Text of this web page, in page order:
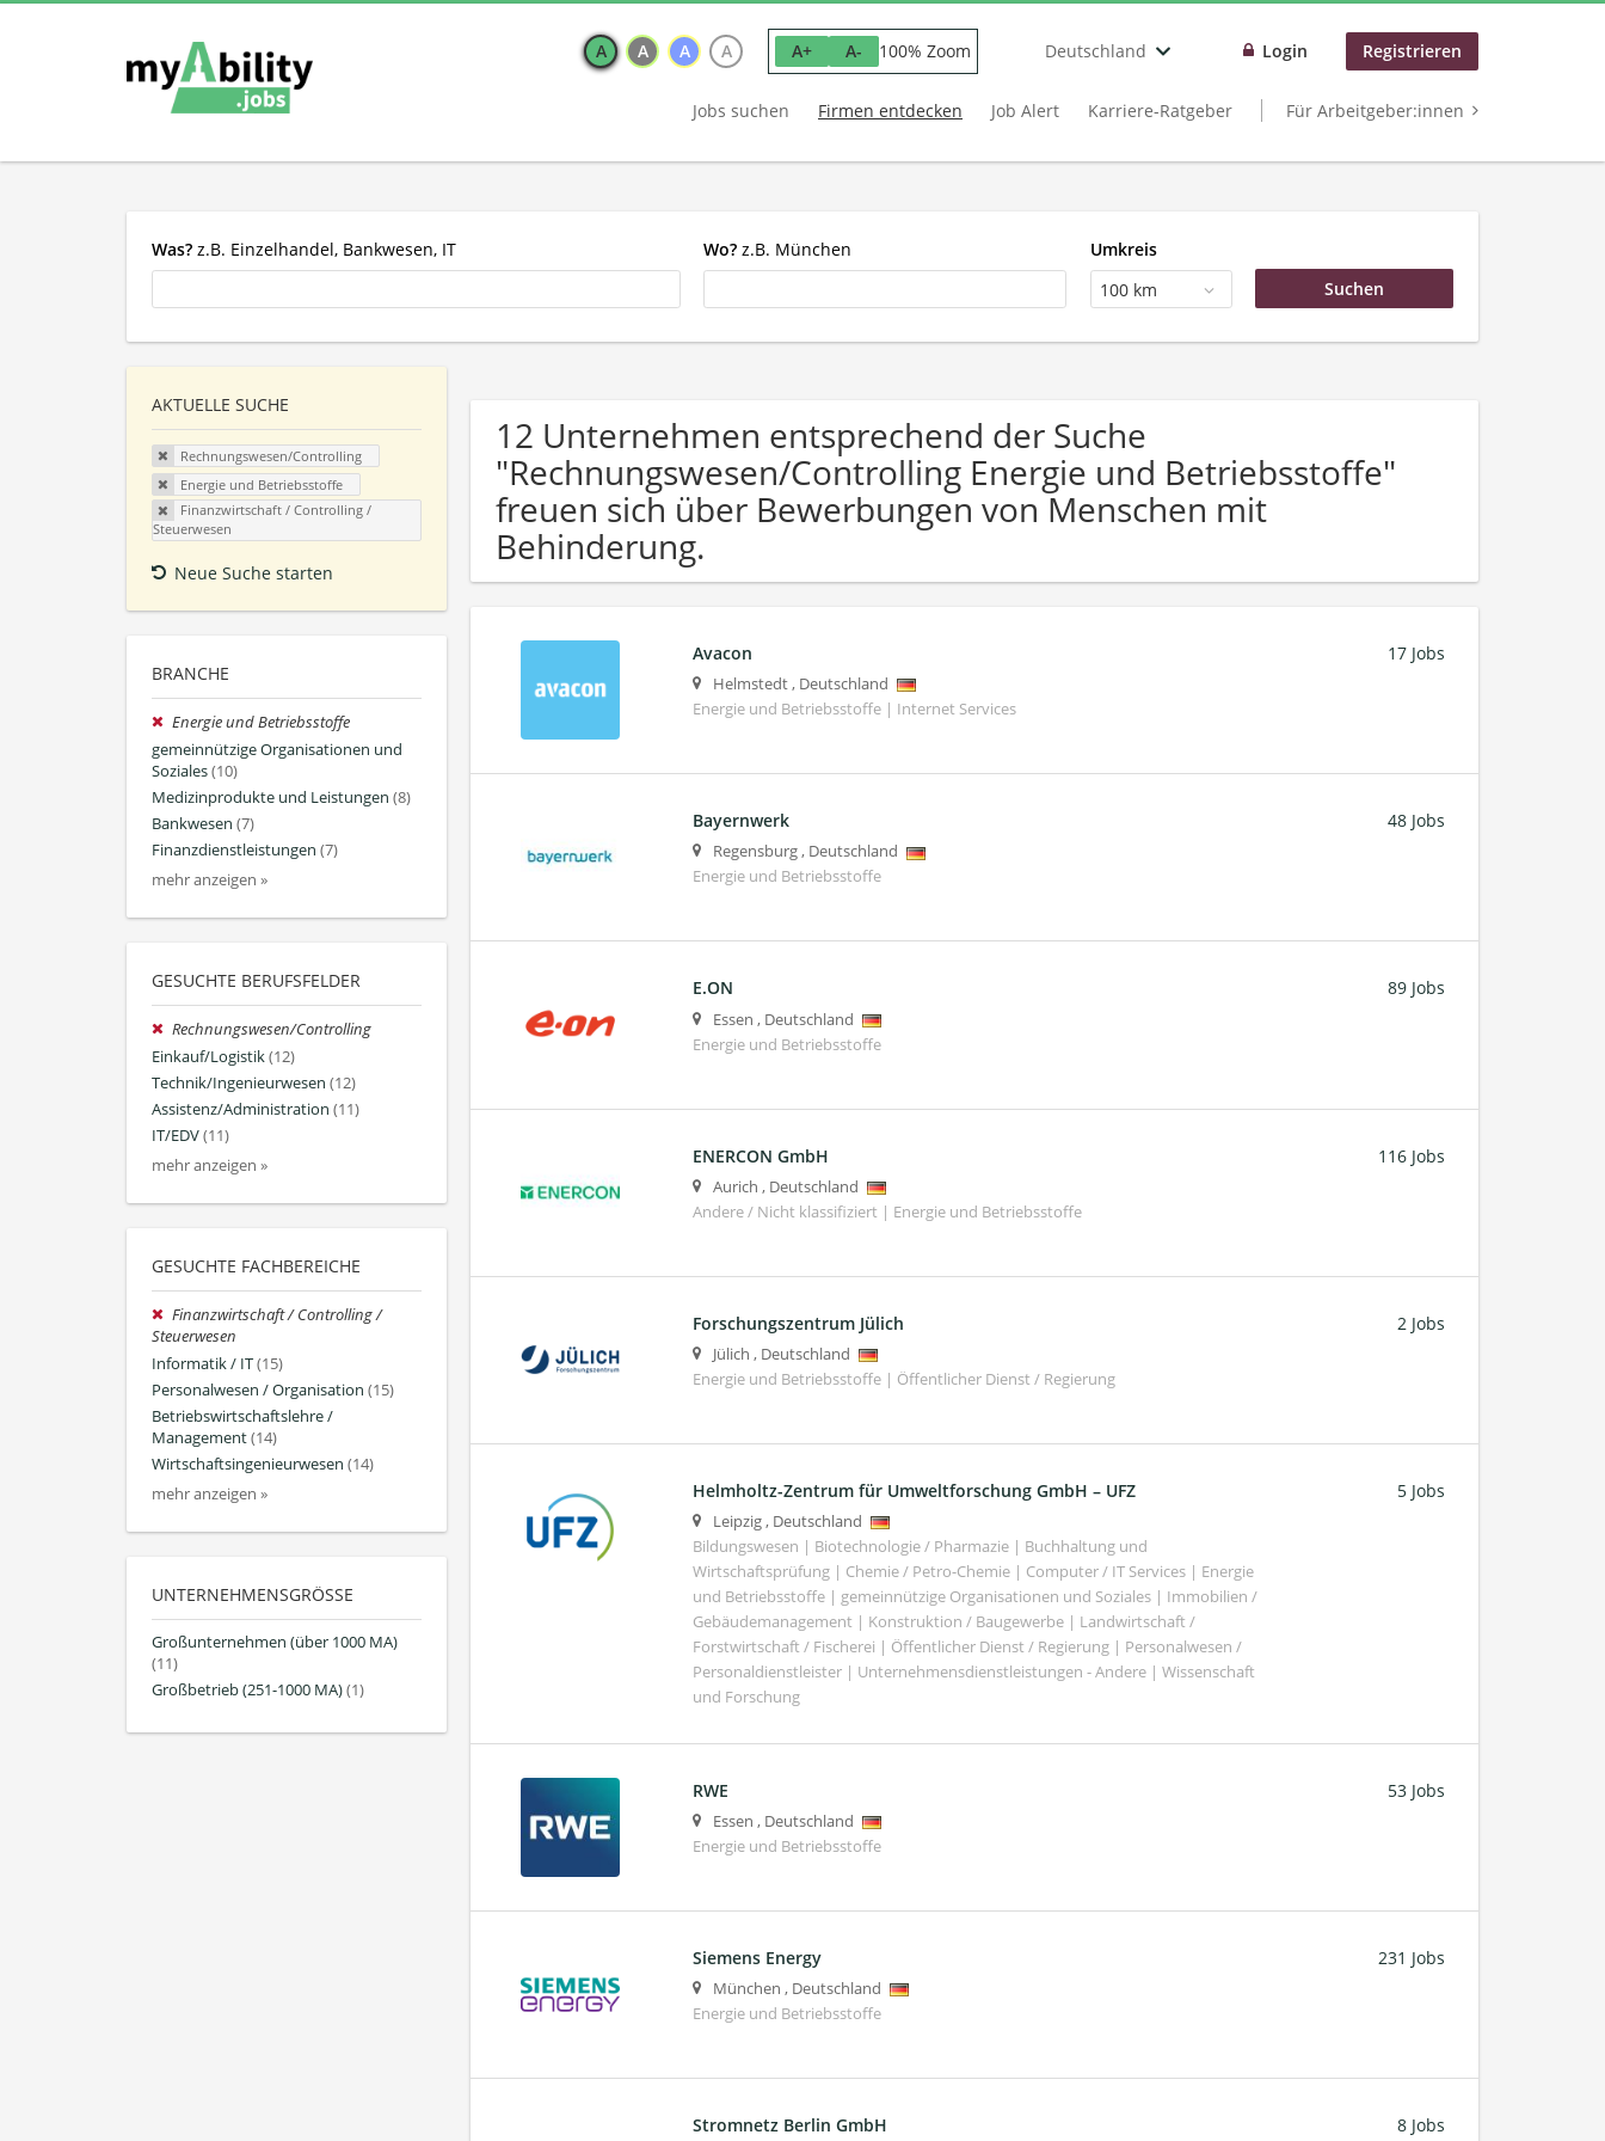
A A A A A+ A- 100% Zoom Deutschland Login Registrieren
Jobs suchen Firmen entdecken Job Alert Karriere-Ratgeber Für Arbeitgeber:innen
Was? z.B. Einzelhandel, Bankwesen, IT Wo? z.B. München
Umkreis
100 km
AKTUELLE SUCHE
Rechnungswesen/Controlling
Energie und Betriebsstoffe
Finanzwirtschaft / Controlling /
Steuerwesen
Neue Suche starten
BRANCHE
Energie und Betriebsstoffe
gemeinnützige Organisationen und
Soziales(10)
Medizinprodukte und Leistungen (8)
Bankwesen (7)
Finanzdienstleistungen (7)
mehr anzeigen »
GESUCHTE BERUFSFELDER
Rechnungswesen/Controlling
Einkauf/Logistik(12)
Technik/Ingenieurwesen (12)
Assistenz/Administration (11)
IT/EDV(11)
mehr anzeigen »
GESUCHTE FACHBEREICHE
Finanzwirtschaft / Controlling /
Steuerwesen
Informatik / IT(15)
Personalwesen / Organisation (15)
Betriebswirtschaftslehre /
Management(14)
Wirtschaftsingenieurwesen (14)
mehr anzeigen »
UNTERNEHMENSGRÖSSE
Großunternehmen (über 1000 MA)
(11)
Großbetrieb (251-1000 MA)(1)
12 Unternehmen entsprechend der Suche
"Rechnungswesen/Controlling Energie und Betriebsstoffe"
freuen sich über Bewerbungen von Menschen mit
Behinderung.
Avacon
Helmstedt, Deutschland
Energie und Betriebsstoffe | Internet Services
17 Jobs
Bayernwerk
Regensburg, Deutschland
Energie und Betriebsstoffe
48 Jobs
E.ON
Essen , Deutschland
Energie und Betriebsstoffe
89 Jobs
ENERCON GmbH
Aurich , Deutschland
Andere / Nicht klassifiziert | Energie und Betriebsstoffe
116 Jobs
Forschungszentrum Jülich
Jülich , Deutschland
Energie und Betriebsstoffe | Öffentlicher Dienst / Regierung
2 Jobs
Helmholtz-Zentrum für Umweltforschung GmbH – UFZ
Leipzig, Deutschland
Bildungswesen | Biotechnologie / Pharmazie | Buchhaltung und
Wirtschaftsprüfung | Chemie / Petro-Chemie | Computer / IT Services | Energie
und Betriebsstoffe | gemeinnützige Organisationen und Soziales | Immobilien /
Gebäudemanagement | Konstruktion / Baugewerbe | Landwirtschaft /
Forstwirtschaft / Fischerei | Öffentlicher Dienst / Regierung | Personalwesen /
Personaldienstleister | Unternehmensdienstleistungen - Andere | Wissenschaft
und Forschung
5 Jobs
RWE
Essen , Deutschland
Energie und Betriebsstoffe
53 Jobs
Siemens Energy
München , Deutschland
Energie und Betriebsstoffe
231 Jobs
Stromnetz Berlin GmbH 8 Jobs